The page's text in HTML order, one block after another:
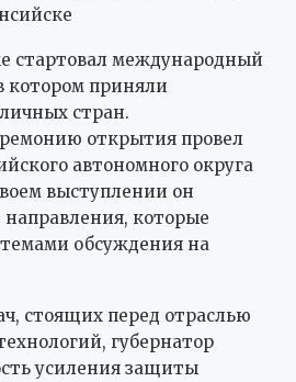
стартовал международный
котором приняли
стран.
открытия провел
автономного округа
выступлении он
которые
обсуждения на
стоящих перед отраслью
губернатор
усиления защиты